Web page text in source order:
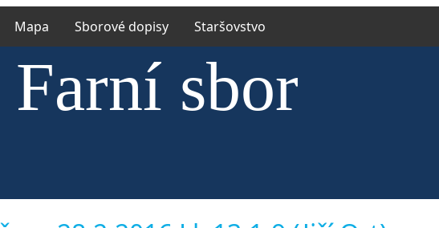
Mapa Sborové dopisy Staršovstvo
Farní sbor